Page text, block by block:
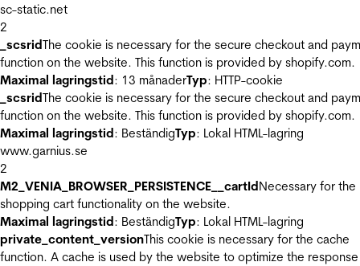
sc-static.net
2
_scsridThe cookie is necessary for the secure checkout and
function on the website. This function is provided by shopify.com.
Maximal lagringstid: 13 månaderTyp: HTTP-cookie
_scsridThe cookie is necessary for the secure checkout and
function on the website. This function is provided by shopify.com.
Maximal lagringstid: BeständigTyp: Lokal HTML-lagring
www.garnius.se
2
M2_VENIA_BROWSER_PERSISTENCE__cartIdNecessary for the
shopping cart functionality on the website.
Maximal lagringstid: BeständigTyp: Lokal HTML-lagring
private_content_versionThis cookie is necessary for the cache
function. A cache is used by the website to optimize the